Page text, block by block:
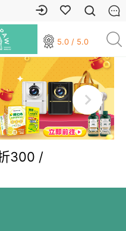
5.0 / 5.0
300 /